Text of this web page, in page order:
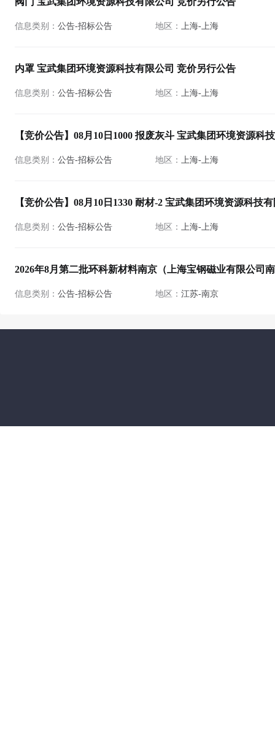
信息类别： 公告-招标公告 地区： 上海-上海
内罩 宝武集团环境资源科技有限公司 竞价另行公告
信息类别： 公告-招标公告 地区： 上海-上海
【竞价公告】08月10日1000 报废灰斗 宝武集团环境资源科
信息类别： 公告-招标公告 地区： 上海-上海
【竞价公告】08月10日1330 耐材-2 宝武集团环境资源科技
信息类别： 公告-招标公告 地区： 上海-上海
2026年8月第二批环科新材料南京（上海宝钢磁业有限公司
信息类别： 公告-招标公告 地区： 江苏-南京